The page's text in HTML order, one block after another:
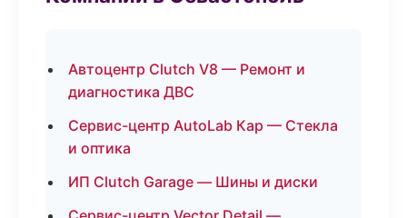
Автоцентр Clutch V8 — Ремонт и
диагностика ДВС
Сервис-центр AutoLab Кар — Стекла
и оптика
ИП Clutch Garage — Шины и диски